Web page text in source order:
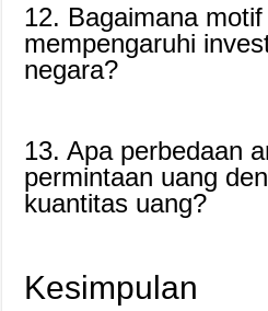
12. Bagaimana
mempengaruhi
negara?
13. Apa perbedaan
permintaan uang
kuantitas uang?
Kesimpulan